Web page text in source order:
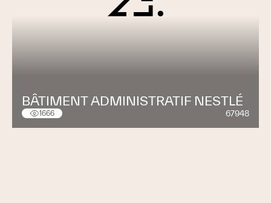
BÂTIMENT ADMINISTRATIF NESTLÉ
1666 67948